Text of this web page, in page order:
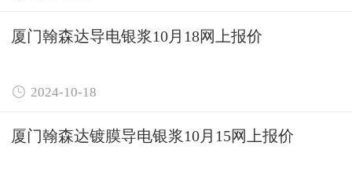
厦门翰森达导电银浆10月18网上报价
 2024-10-18
厦门翰森达镀膜导电银浆10月15网上报价